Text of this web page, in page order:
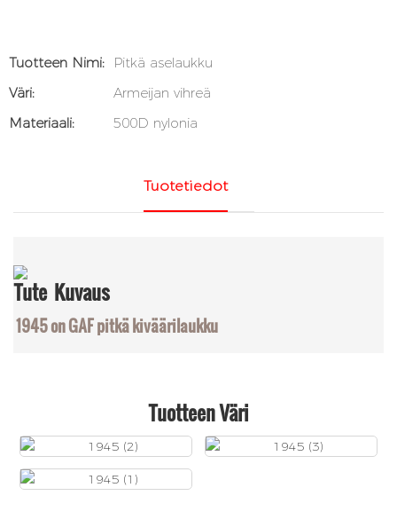
Tuotteen Nimi:
Pitkä aselaukku
Väri:
Armeijan vihreä
Materiaali:
500D nylonia
Tuotetiedot
Tute Kuvaus
1945 on GAF pitkä kiväärilaukku
Tuotteen Väri